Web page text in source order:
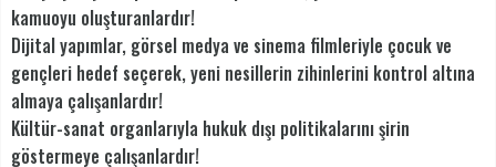
kamuoyu oluşturanlardır!
Dijital yapımlar, görsel medya ve sinema filmleriyle çocuk ve
gençleri hedef seçerek, yeni nesillerin zihinlerini kontrol altına
almaya çalışanlardır!
Kültür-sanat organlarıyla hukuk dışı politikalarını şirin
göstermeye çalışanlardır!